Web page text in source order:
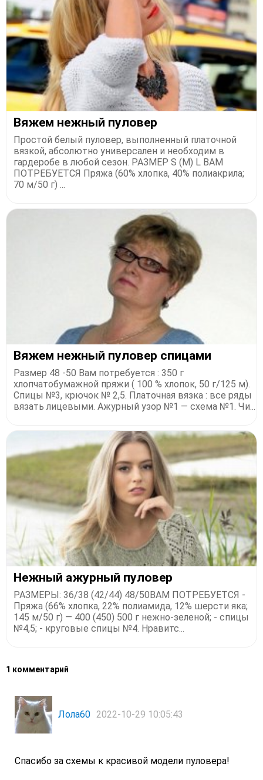
Вяжем нежный пуловер
Простой белый пуловер, выполненный платочной
вязкой, абсолютно универсален и необходим в
гардеробе в любой сезон. РАЗМЕР S (M) L ВАМ
ПОТРЕБУЕТСЯ Пряжа (60% хлопка, 40% полиакрила;
70 м/50 г) ...
Вяжем нежный пуловер спицами
Размер 48 -50 Вам потребуется : 350 г
хлопчатобумажной пряжи ( 100 % хлопок, 50 г/125 м).
Спицы №3, крючок № 2,5. Платочная вязка : все ряды
вязать лицевыми. Ажурный узор №1 — схема №1. Чи...
Нежный ажурный пуловер
РАЗМЕРЫ: 36/38 (42/44) 48/50ВАМ ПОТРЕБУЕТСЯ -
Пряжа (66% хлопка, 22% полиамида, 12% шерсти яка;
145 м/50 г) — 400 (450) 500 г нежно-зеленой; - спицы
№4,5; - круговые спицы №4. Нравитс...
1 комментарий
Лола60 2022-10-29 10:05:43
Спасибо за схемы к красивой модели пуловера!